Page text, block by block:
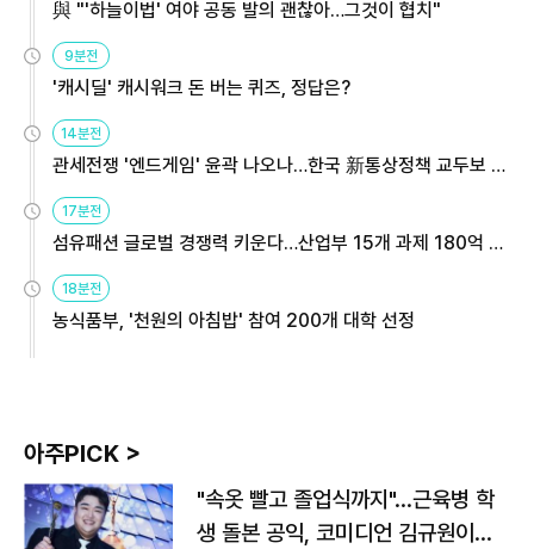
與 "'하늘이법' 여야 공동 발의 괜찮아…그것이 협치"
9분전
'캐시딜' 캐시워크 돈 버는 퀴즈, 정답은?
14분전
관세전쟁 '엔드게임' 윤곽 나오나…한국 新통상정책 교두보 활
용해야
17분전
섬유패션 글로벌 경쟁력 키운다…산업부 15개 과제 180억 지
원
18분전
농식품부, '천원의 아침밥' 참여 200개 대학 선정
아주PICK >
"속옷 빨고 졸업식까지"…근육병 학
생 돌본 공익, 코미디언 김규원이었